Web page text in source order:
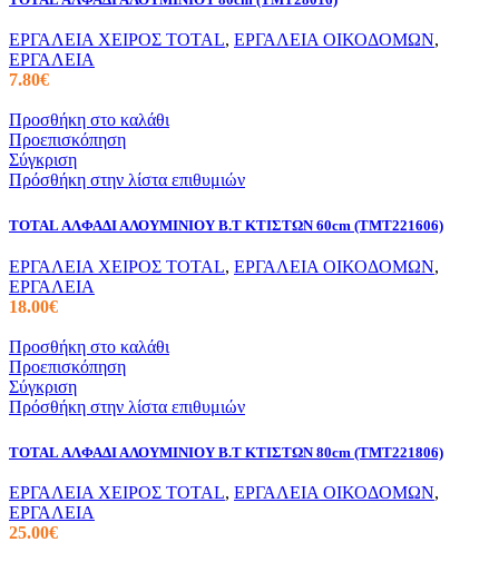
ΕΡΓΑΛΕΙΑ ΧΕΙΡΟΣ TOTAL, ΕΡΓΑΛΕΙΑ ΟΙΚΟΔΟΜΩΝ,
ΕΡΓΑΛΕΙΑ
7.80€
Προσθήκη στο καλάθι
Προεπισκόπηση
Σύγκριση
Πρόσθήκη στην λίστα επιθυμιών
TOTAL ΑΛΦΑΔΙ ΑΛΟΥΜΙΝΙΟΥ Β.Τ ΚΤΙΣΤΩΝ 60cm (TMT221606)
ΕΡΓΑΛΕΙΑ ΧΕΙΡΟΣ TOTAL, ΕΡΓΑΛΕΙΑ ΟΙΚΟΔΟΜΩΝ,
ΕΡΓΑΛΕΙΑ
18.00€
Προσθήκη στο καλάθι
Προεπισκόπηση
Σύγκριση
Πρόσθήκη στην λίστα επιθυμιών
TOTAL ΑΛΦΑΔΙ ΑΛΟΥΜΙΝΙΟΥ Β.Τ ΚΤΙΣΤΩΝ 80cm (TMT221806)
ΕΡΓΑΛΕΙΑ ΧΕΙΡΟΣ TOTAL, ΕΡΓΑΛΕΙΑ ΟΙΚΟΔΟΜΩΝ,
ΕΡΓΑΛΕΙΑ
25.00€